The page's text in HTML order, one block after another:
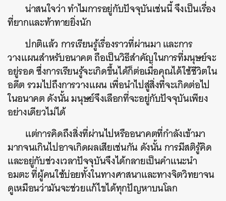
น่าสนใจว่า ทำไมการอยู่กับปัจจุบันเช่นนี้ จึงเป็นเรื่อง
ที่ยากและท้าทายยิ่งนัก
ปกติแล้ว การเรียนรู้เรื่องราวที่ผ่านมา และการ
วางแผนสำหรับอนาคต ถือเป็นวิธีสำคัญในการที่มนุษย์จะ
อยู่รอด ซึ่งการเรียนรู้จะเกิดขึ้นได้ก็ต่อเมื่อคุณได้ใช้ชีวิตใน
อดีต รวมไปถึงการวางแผน เพื่อนำไปสู่สิ่งที่จะเกิดต่อไป
ในอนาคต ดังนั้น มนุษย์จึงเลือกที่จะอยู่กับปัจจุบันเพียง
อย่างเดียวไม่ได้
แต่การคิดถึงสิ่งที่ผ่านไปหรืออนาคตที่กำลังเข้ามา
มากจนเกินไปอาจเกิดผลเสียเช่นกัน ดังนั้น การมีสติรู้คิด
และอยู่กับช่วงเวลาปัจจุบันจึงได้กลายเป็นคำแนะนำ
อมตะ ที่ผู้คนใช้บ่อยทั้งในทางศาสนาและทางจิตวิทยาจน
ดูเหมือนว่ามันจะช่วยแก้ไขได้ทุกปัญหาบนโลก